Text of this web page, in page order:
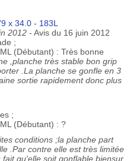
x 34.0 - 183L
2012 - Avis du 16 juin 2012
;
(Débutant) : Très bonne
,planche très stable bon grip
.La planche se gonfle en 3
sortie rapidement donc plus
;
(Débutant) : ?
conditions ;la planche part
.Par contre elle est très limitée
qu'elle soit gonflable biensur